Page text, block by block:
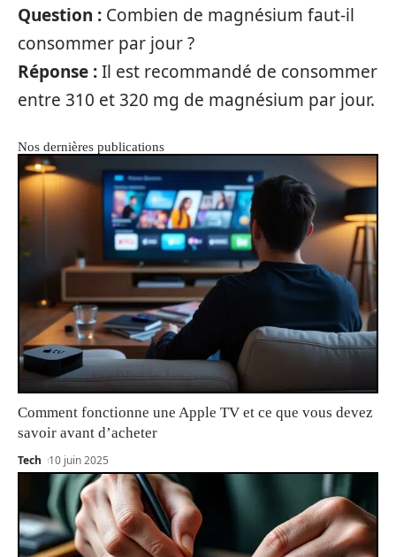
Question : Combien de magnésium faut-il
consommer par jour ?
Réponse :Il est recommandé de consommer
entre 310 et 320 mg de magnésium par jour.
Nos dernières publications
Comment fonctionne une Apple TV et ce que vous devez
savoir avant d’acheter
Tech 10 juin 2025